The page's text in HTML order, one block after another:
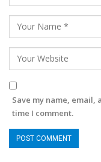
Save my name,
time I comment.